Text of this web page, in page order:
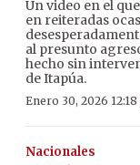
Un video en el
en reiteradas
al presunto
hecho sin
de Itapúa.
Enero 30, 2026 12:18
Nacionales